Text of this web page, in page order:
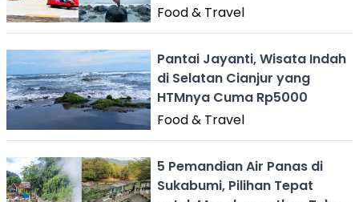
Food & Travel
Pantai Jayanti, Wisata Indah
di Selatan Cianjur yang
HTMnya Cuma Rp5000
Food & Travel
5 Pemandian Air Panas di
Sukabumi, Pilihan Tepat